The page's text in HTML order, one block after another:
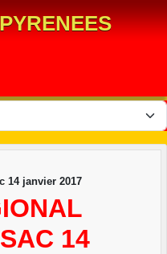
14 janvier 2017
14